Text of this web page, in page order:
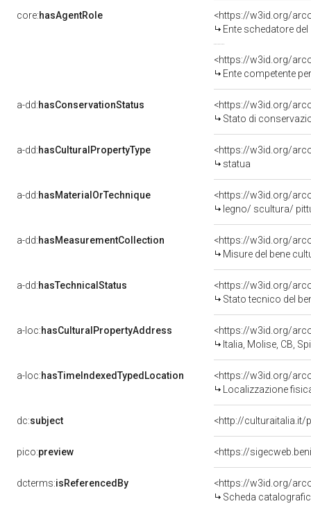
core:hasAgentRole
<https://w3id.org/
Ente schedatore del bene
<https://w3id.org/
Ente competente per
a-dd:hasConservationStatus
<https://w3id.org/
Stato di
a-dd:hasCulturalPropertyType
<https://w3id.org/
statua
a-dd:hasMaterialOrTechnique
<https://w3id.org/
legno/ scultura/
a-dd:hasMeasurementCollection
<https://w3id.org/
Misure del bene
a-dd:hasTechnicalStatus
<https://w3id.org/
Stato tecnico del
a-loc:hasCulturalPropertyAddress
<https://w3id.org/
Italia, Molise, CB,
a-loc:hasTimeIndexedTypedLocation
<https://w3id.org/
Localizzazione
dc:subject <http://culturaitalia.it/
pico:preview <https://
dcterms:isReferencedBy
<https://w3id.org/
Scheda